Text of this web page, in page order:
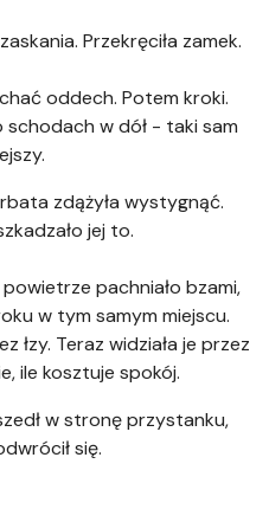
Przekręciła zamek.
oddech. Potem kroki.
schodach w dół - taki sam
zdążyła wystygnąć.
jej to.
pachniało bzami,
w tym samym miejscu.
łzy. Teraz widziała je przez
ile kosztuje spokój.
w stronę przystanku,
się.